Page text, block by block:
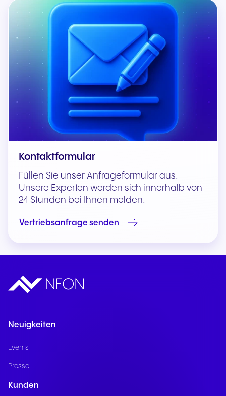
Kontaktformular
Füllen Sie unser Anfrageformular aus.
Unsere Experten werden sich innerhalb von
24 Stunden bei Ihnen melden.
Vertriebsanfrage senden
Neuigkeiten
Events
Presse
Kunden